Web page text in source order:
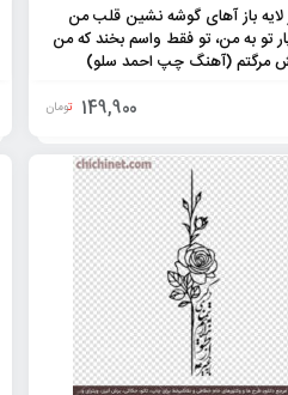
لایه باز آهای گوشه نشین قلب من
تو به من، تو فقط واسم بخند که من
مرگتم (آهنگ چپ احمد سلو)
149,900 تومان